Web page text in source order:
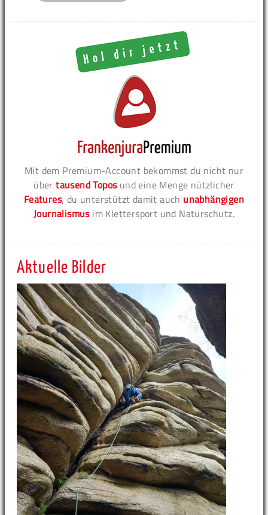
Mit dem Premium-Account bekommst du nicht nur
übertausend Toposund eine Menge nützlicher
Features, du unterstützt damit auch unabhängigen
Journalismusim Klettersport und Naturschutz.
Aktuelle Bilder